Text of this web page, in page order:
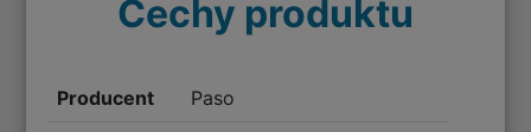
Cechy produktu
Producent Paso